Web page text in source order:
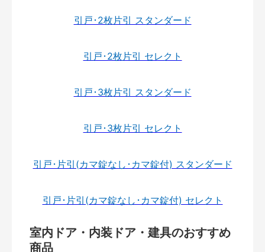
引戸･2枚片引 スタンダード
引戸･2枚片引 セレクト
引戸･3枚片引 スタンダード
引戸･3枚片引 セレクト
引戸･片引(カマ錠なし･カマ錠付) スタンダード
引戸･片引(カマ錠なし･カマ錠付) セレクト
室内ドア・内装ドア・建具のおすすめ
商品